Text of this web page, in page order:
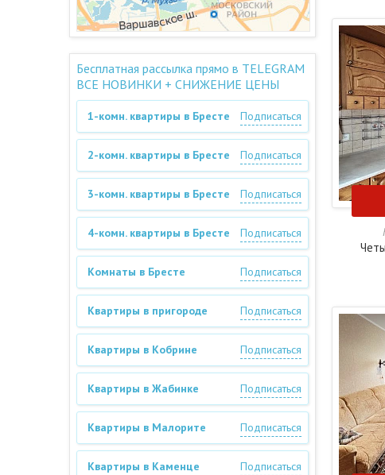
Бесплатная рассылка прямо в TELEGRAM
ВСЕ НОВИНКИ + СНИЖЕНИЕ ЦЕНЫ
1-комн. квартиры в Бресте Подписаться
2-комн. квартиры в Бресте Подписаться
3-комн. квартиры в Бресте Подписаться
4-комн. квартиры в Бресте Подписаться
Комнаты в Бресте Подписаться
Квартиры в пригороде Подписаться
Квартиры в Кобрине Подписаться
Квартиры в Жабинке Подписаться
Квартиры в Малорите Подписаться
Квартиры в Каменце Подписаться